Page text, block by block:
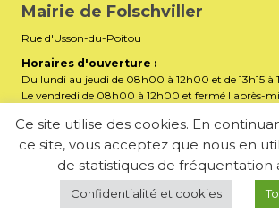
Mairie de Folschviller
Rue d'Usson-du-Poitou
Horaires d'ouverture :
Du lundi au jeudi de 08h00 à 12h00 et de 13h15 à
Le vendredi de 08h00 à 12h00 et fermé l'après-
Téléphone :03 87 29 32 90
E-mail :
Membre de la Communauté
Synergie
Ce site utilise des cookies. En
ce site, vous acceptez que nous en
de statistiques de fréquentation
Confidentialité et cookies